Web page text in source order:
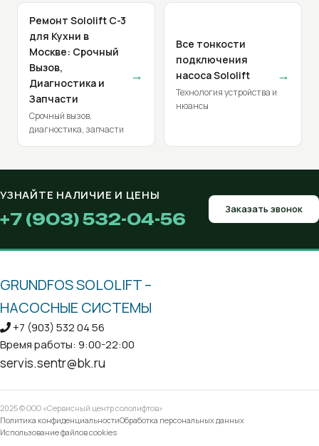
Ремонт Sololift C-3
для Кухни в
Москве: Срочный
Вызов,
Диагностика и
Запчасти
Срочный вызов,
диагностика, запчасти
→
Все тонкости
подключения
насоса Sololift
Технология устройства и
нюансы
→
УЗНАЙТЕ НАЛИЧИЕ И ЦЕНЫ
+7 (903) 532-04-56
Заказать звонок
GRUNDFOS SOLOLIFT –
НАСОСНЫЕ СИСТЕМЫ
+7 (903) 532 04 56
Время работы: 9:00-22:00
servis.sentr@bk.ru
2025 © ООО «Сервисный центр сололифтов»
Политика конфиденциальностиОбработка персональных данных
Использование файлов cookies